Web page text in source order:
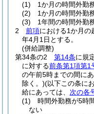
(1)
1か月の時間外勤
(2)
1か月の時間外
(3)
1年間の時間外
2
前項における1か月の
年4月1日とする。
(併給調整)
第34条の2
第14条に規
に対する前条第1項第1
の午前5時までの間に
除く。)(以下この条に
給にあっては、 次の各
(1)
時間外勤務が5時
ない